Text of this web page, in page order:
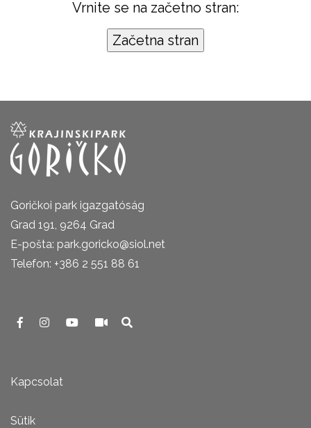
Vrnite se na začetno stran:
Goričkoi park igazgatóság
Grad 191, 9264 Grad
E-pošta: park.goricko@siol.net
Telefon: +386 2 551 88 61
Kapcsolat
Sütik